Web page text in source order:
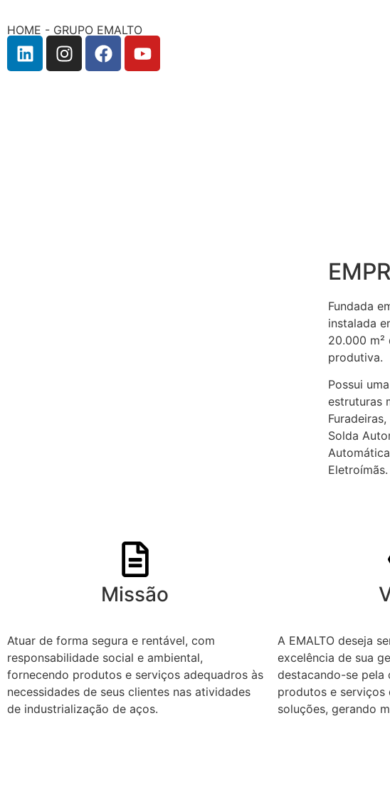
HOME - GRUPO EMALTO
Fundada
instalada
20.000 m²
produtiva.
Possui
estruturas
Solda
Eletroímãs.
Missão
Atuar de forma segura e rentável, com
responsabilidade social e ambiental,
fornecendo produtos e serviços adequadros às
necessidades de seus clientes nas atividades
de industrialização de aços.
A EMALTO deseja
excelência de sua
destacando-se pela
produtos e serviços
soluções, gerando